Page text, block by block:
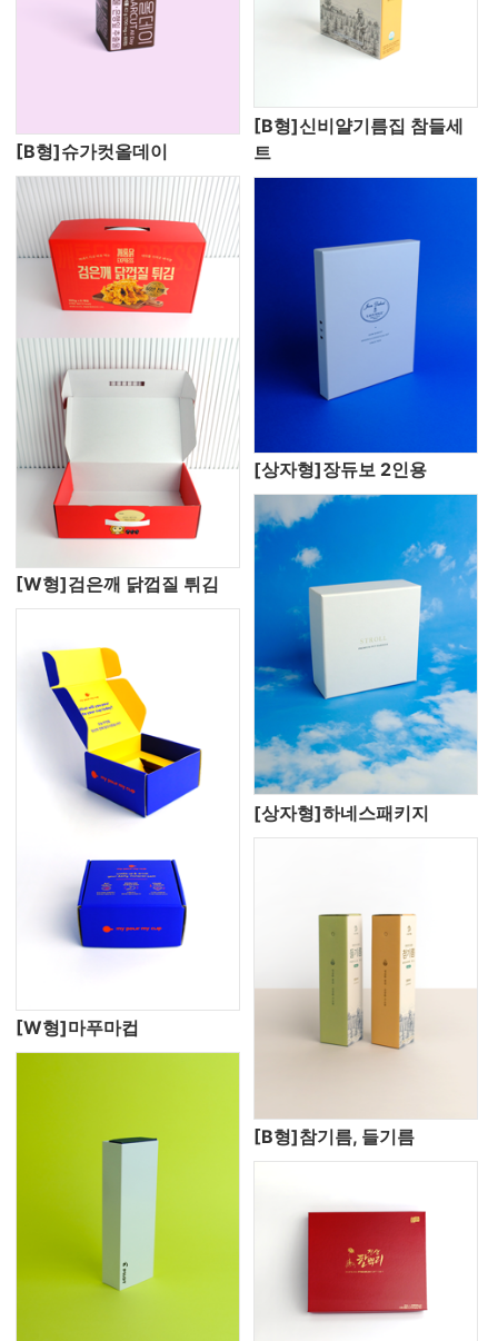
[B형]슈가컷올데이
[B형]신비얄기름집 참들세
트
[W형]검은깨 닭껍질 튀김
[상자형]장듀보 2인용
[W형]마푸마컵
[상자형]하네스패키지
[B형]참기름, 들기름